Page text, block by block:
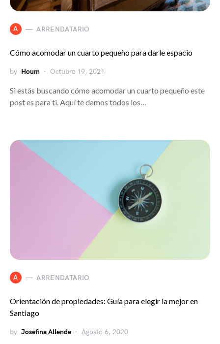
A ARRENDATARIO
Cómo acomodar un cuarto pequeño para darle espacio
by Houm Octubre 19, 2021
Si estás buscando cómo acomodar un cuarto pequeño este
post es para ti. Aquí te damos todos los…
A ARRENDATARIO
Orientación de propiedades: Guía para elegir la mejor en
Santiago
by Josefina Allende Agosto 6, 2020